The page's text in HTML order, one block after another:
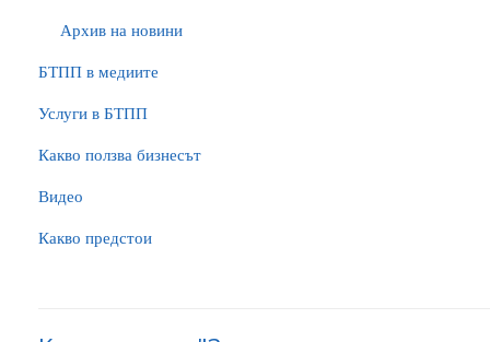
Архив на новини
БTПП в медиите
Услуги в БТПП
Какво ползва бизнесът
Видео
Какво предстои